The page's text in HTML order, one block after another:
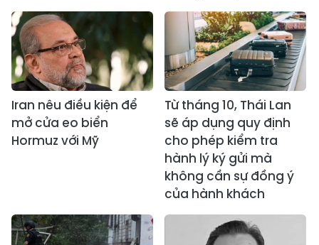
Iran nêu điều kiện để
mở cửa eo biển
Hormuz với Mỹ
Từ tháng 10, Thái Lan
sẽ áp dụng quy định
cho phép kiểm tra
hành lý ký gửi mà
không cần sự đồng ý
của hành khách